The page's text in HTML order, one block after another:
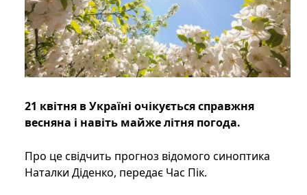
21 квітня в Україні очікується справжня
весняна і навіть майже літня погода.
Про це свідчить прогноз відомого синоптика
Наталки Діденко, передає Час Пік.